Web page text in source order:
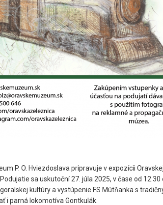
P. O. Hviezdoslava pripravuje v expozícii
sa uskutoční 27. júla 2025, v čase od
kultúry a vystúpenie FS Mútňanka s
i parná lokomotíva Gontkulák.